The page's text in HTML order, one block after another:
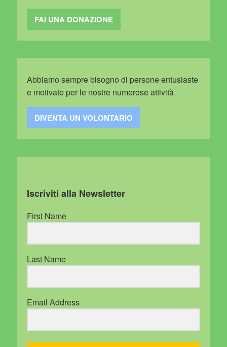
FAI UNA DONAZIONE
Abbiamo sempre bisogno di persone entusiaste
e motivate per le nostre numerose attività
DIVENTA UN VOLONTARIO
Iscriviti alla Newsletter
First Name
Last Name
Email Address